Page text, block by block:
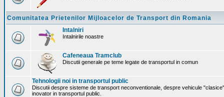
Comunitatea Prietenilor Mijloacelor de Transport din Romania
Intalniri
Intalnirile noastre
Cafeneaua Tramclub
Discutii generale pe teme legate de transportul in comun
Tehnologii noi in transportul public
Discutii despre sisteme de transport neconventionale, despre vehicule
inovator in transportul public.